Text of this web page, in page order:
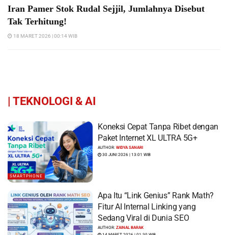
Iran Pamer Stok Rudal Sejjil, Jumlahnya Disebut
Tak Terhitung!
18 MARET 2026 | 00:14 WIB
| TEKNOLOGI & AI
SMARTPHONE
Koneksi Cepat Tanpa Ribet dengan
Paket Internet XL ULTRA 5G+
AUTHOR:WIDYA SANARI
30 JUNI 2026 | 13:01 WIB
Apa Itu “Link Genius” Rank Math?
Fitur AI Internal Linking yang
Sedang Viral di Dunia SEO
AUTHOR:ZAINAL BARAK